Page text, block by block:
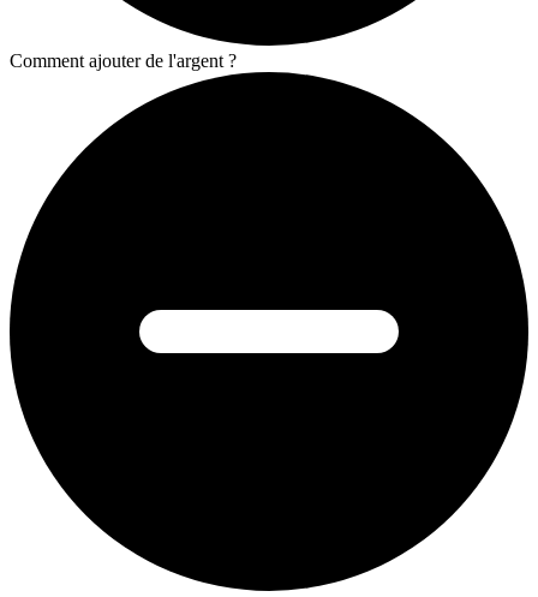
Comment ajouter de l'argent ?